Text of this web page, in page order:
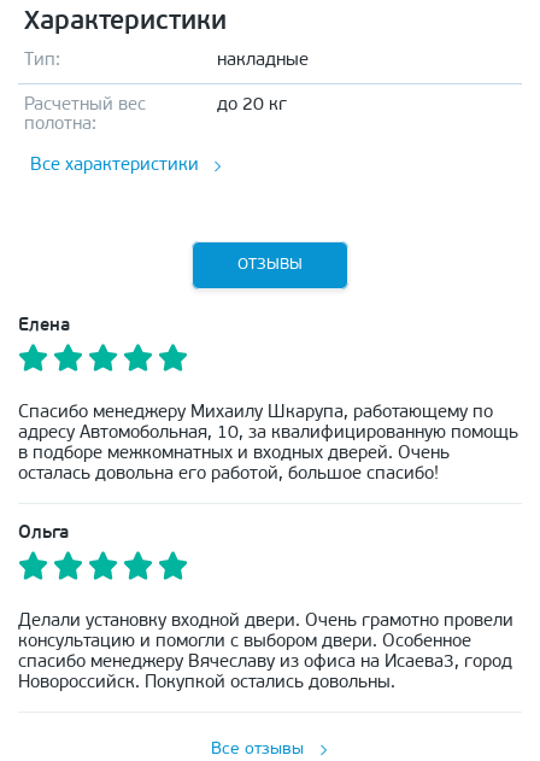
Характеристики
Тип: накладные
Расчетный вес
полотна:
до 20 кг
Все характеристики
ОТЗЫВЫ
Елена
Спасибо менеджеру Михаилу Шкарупа, работающему по
адресу Автомобольная, 10, за квалифицированную помощь
в подборе межкомнатных и входных дверей. Очень
осталась довольна его работой, большое спасибо!
Ольга
Делали установку входной двери. Очень грамотно провели
консультацию и помогли с выбором двери. Особенное
спасибо менеджеру Вячеславу из офиса на Исаева3, город
Новороссийск. Покупкой остались довольны.
Все отзывы